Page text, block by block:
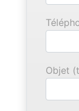
Objet